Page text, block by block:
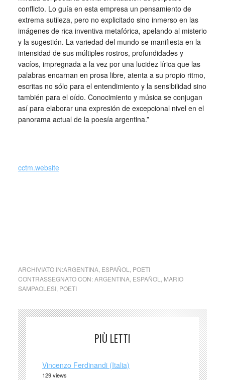
conflicto. Lo guía en esta empresa un pensamiento de
extrema sutileza, pero no explicitado sino inmerso en las
imágenes de rica inventiva metafórica, apelando al misterio
y la sugestión. La variedad del mundo se manifiesta en la
intensidad de sus múltiples rostros, profundidades y
vacíos, impregnada a la vez por una lucidez lírica que las
palabras encarnan en prosa libre, atenta a su propio ritmo,
escritas no sólo para el entendimiento y la sensibilidad sino
también para el oído. Conocimiento y música se conjugan
así para elaborar una expresión de excepcional nivel en el
panorama actual de la poesía argentina.”
cctm.website
ARCHIVIATO IN:ARGENTINA, ESPAÑOL
POETI
CONTRASSEGNATO CON:ARGENTINA, ESPAÑOL
MARIO
SAMPAOLESI, POETI
PIÙ LETTI
Vincenzo Ferdinandi (Italia)
129 views